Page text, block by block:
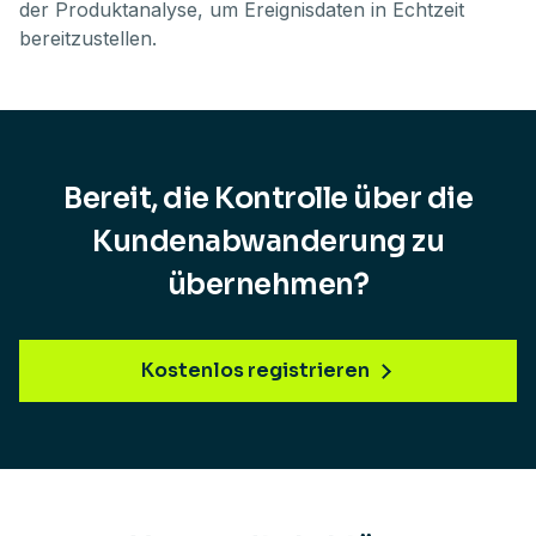
der Produktanalyse, um Ereignisdaten in Echtzeit
bereitzustellen.
Bereit, die Kontrolle über die
Kundenabwanderung zu
übernehmen?
Kostenlos registrieren